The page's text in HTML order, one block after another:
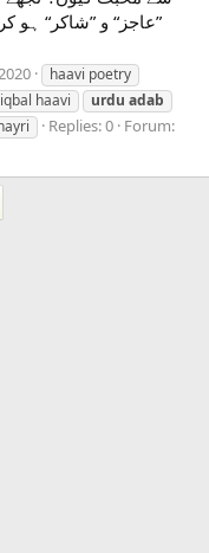
”عاجز“ و ”شاکر“ ہو
haavi poetry
haavi urdu adab
Replies: 0 Forum: